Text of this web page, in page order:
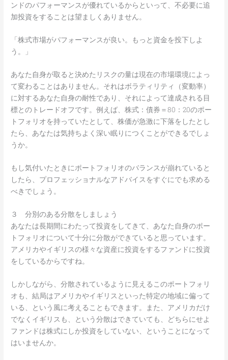
ンドのパフォーマンスが優れているからといって、不必要に追
加投資をすることは望ましくありません。
「株式市場がパフォーマンスが良い。もっと資金を投下しよ
う。」
あなた自身が取ると決めたリスクの量は現在の市場環境によっ
て変わることはありません。それはボラティリティ（変動率）
に対するあなた自身の耐性であり、それによって達成される目
標とのトレードオフです。例えば、株式：債券＝80：20のポー
トフォリオを持っていたとして、株価が急激に下落をしたとし
たら、あなたは気持ちよく深い眠りにつくことができるでしょ
うか。
もし気付いたときにポートフォリオのバランスが崩れていると
したら、プロフェッショナルなアドバイスをすぐにでも求める
べきでしょう。
３ 分別のある分散をしましょう
あなたは長期間にわたって投資をしてきて、あなた自身のポー
トフォリオについて十分に分散ができていると思っています。
アメリカやイギリスの様々な資産に投資をするファンドに投資
をしているからですね。
しかしながら、分散されているように見えるこのポートフォリ
オも、結局はアメリカやイギリスといった特定の地域に偏って
いる、という風に考えることもできます。また、アメリカだけ
でなくイギリスも、という分散はできていても、どちらにせよ
ファンドは株式にしか投資をしていない、ということになって
はいませんか。